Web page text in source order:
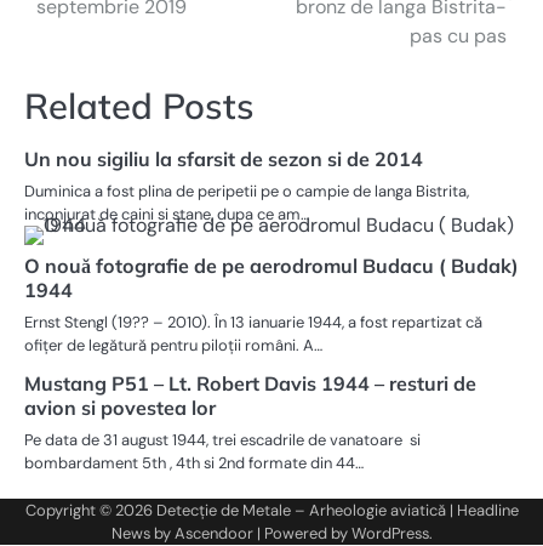
septembrie 2019
bronz de langa Bistrita-
pas cu pas
Related Posts
Un nou sigiliu la sfarsit de sezon si de 2014
Duminica a fost plina de peripetii pe o campie de langa Bistrita,
inconjurat de caini si stane, dupa ce am…
O nouă fotografie de pe aerodromul Budacu ( Budak)
1944
Ernst Stengl (19?? – 2010). În 13 ianuarie 1944, a fost repartizat că
ofițer de legătură pentru piloții români. A…
Mustang P51 – Lt. Robert Davis 1944 – resturi de
avion si povestea lor
Pe data de 31 august 1944, trei escadrile de vanatoare si
bombardament 5th , 4th si 2nd formate din 44…
Copyright © 2026 Detecție de Metale – Arheologie aviatică| Headline
News byAscendoor| Powered byWordPress.